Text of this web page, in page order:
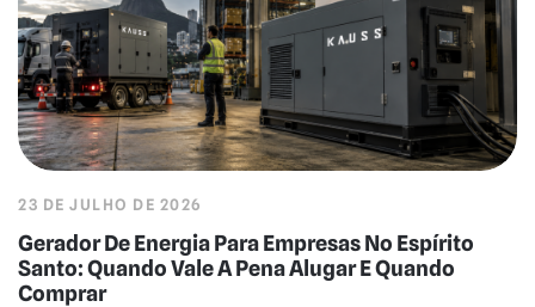
23 DE JULHO DE 2026
Gerador De Energia Para Empresas No Espírito
Santo: Quando Vale A Pena Alugar E Quando
Comprar